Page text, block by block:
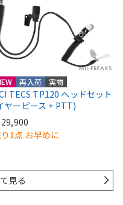
再入荷 実物
TECS TP120 ヘッドセット
ヤーピース + PTT)
29,900
1点 お早めに
見る